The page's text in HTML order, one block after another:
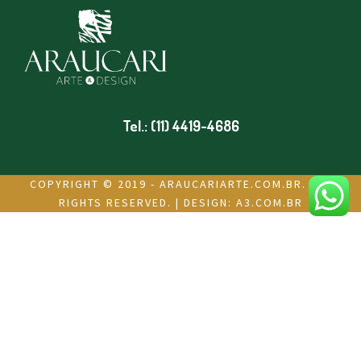
Tel.: (11) 4419-4686
COPYRIGHT © 2019 - ARAUCARIARTE.COM.BR. ALL
RIGHTS RESERVED. | DESIGN: A3.COM.BR